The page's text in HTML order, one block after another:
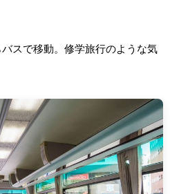
スで移動。修学旅行のような気